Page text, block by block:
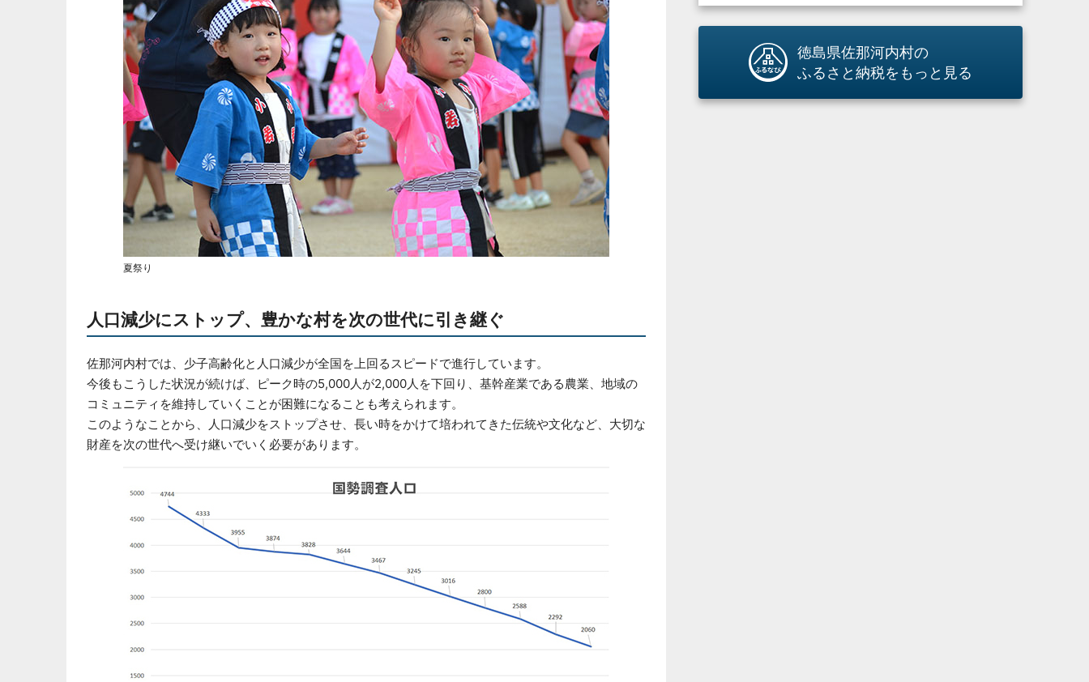
徳島県佐那河内村の
ふるさと納税をもっと見る
夏祭り
人口減少にストップ、豊かな村を次の世代に引き継ぐ
佐那河内村では、少子高齢化と人口減少が全国を上回るスピードで進行しています。
今後もこうした状況が続けば、ピーク時の5,000人が2,000人を下回り、基幹産業である農業、地域の
コミュニティを維持していくことが困難になることも考えられます。
このようなことから、人口減少をストップさせ、長い時をかけて培われてきた伝統や文化など、大切な
財産を次の世代へ受け継いでいく必要があります。